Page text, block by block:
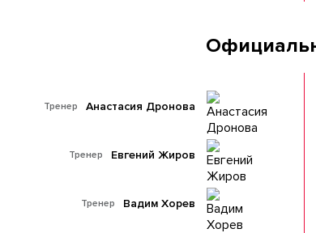
Тренер Анастасия Дронова
Тренер Евгений Жиров
Тренер Вадим Хорев